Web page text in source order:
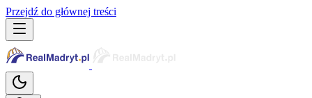
Przejdź do głównej treści